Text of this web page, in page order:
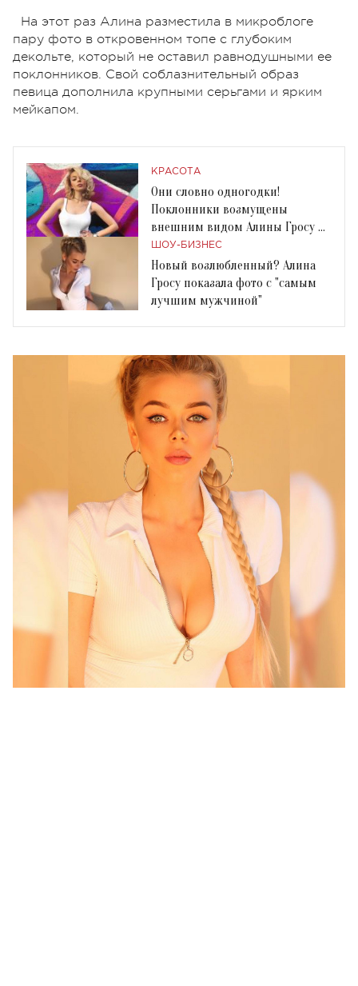
На этот раз Алина разместила в микроблоге
пару фото в откровенном топе с глубоким
декольте, который не оставил равнодушными ее
поклонников. Свой соблазнительный образ
певица дополнила крупными серьгами и ярким
мейкапом.
КРАСОТА
Они словно одногодки!
Поклонники возмущены
внешним видом Алины Гросу на
фото с Ириной Билык
ШОУ-БИЗНЕС
Новый возлюбленный? Алина
Гросу показала фото с "самым
лучшим мужчиной"